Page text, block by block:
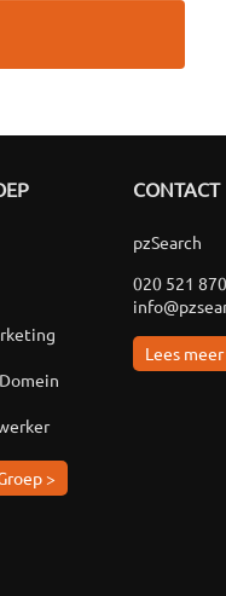
>
CONTACT
pzSearch
020 521
Lees